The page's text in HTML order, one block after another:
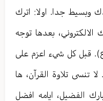
وبسيط جدا. اولا: اترك
الالكتروني، بعدها توجه
قبل كل شيء اعزم على
تنسى تلاوة القرآن، ها
الفضيل، ايامه افضل